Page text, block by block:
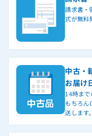
請求書・
式が無料
中古・
お届け
14時まで
もちろん
送します。